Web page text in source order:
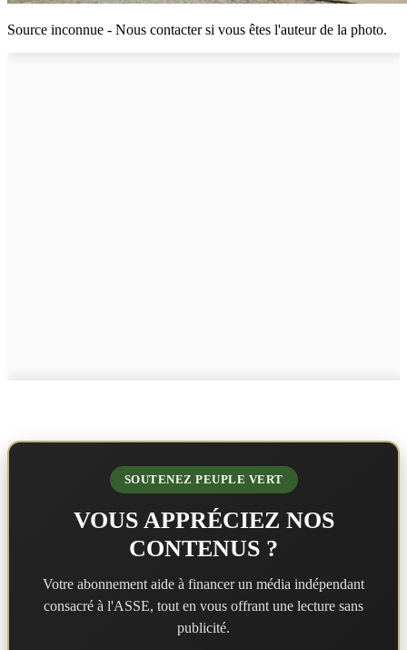
Source inconnue - Nous contacter si vous êtes l'auteur de la photo.
SOUTENEZ PEUPLE VERT
VOUS APPRÉCIEZ NOS
CONTENUS ?
Votre abonnement aide à financer un média indépendant
consacré à l'ASSE, tout en vous offrant une lecture sans
publicité.